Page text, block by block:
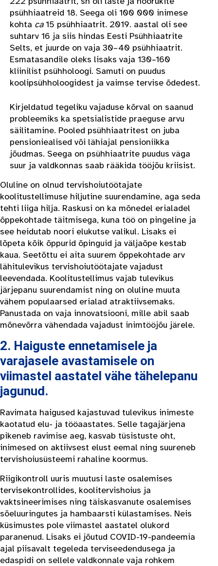
psühhiaatreid 18. Seega oli 100 000 inimese
kohta ca15 psühhiaatrit. 2019. aastal oli see
suhtarv 16 ja siis hindas Eesti Psühhiaatrite
Selts, et juurde on vaja 30–40 psühhiaatrit.
Esmatasandile oleks lisaks vaja 130–160
kliinilist psühholoogi. Samuti on puudus
koolipsühholoogidest ja vaimse tervise õdedest.
Kirjeldatud tegeliku vajaduse kõrval on saanud
probleemiks ka spetsialistide praeguse arvu
säilitamine. Pooled psühhiaatritest on juba
pensioniealised või lähiajal pensioniikka
jõudmas. Seega on psühhiaatrite puudus väga
suur ja valdkonnas saab rääkida tööjõu kriisist.
Oluline on olnud tervishoiutöötajate
koolitustellimuse hiljutine suurendamine, aga seda
tehti liiga hilja. Raskusi on ka mõnedel erialadel
õppekohtade täitmisega, kuna töö on pingeline ja
see heidutab noori elukutse valikul. Lisaks ei
lõpeta kõik õppurid õpinguid ja väljaõpe kestab
kaua. Seetõttu ei aita suurem õppekohtade arv
lähitulevikus tervishoiutöötajate vajadust
leevendada. Koolitustellimus vajab tulevikus
järjepanu suurendamist ning on oluline muuta
vähem populaarsed erialad atraktiivsemaks.
Panustada on vaja innovatsiooni, mille abil saab
mõnevõrra vähendada vajadust inimtööjõu järele.
2. Haiguste ennetamisele ja
varajasele avastamisele on
viimastel aastatel vähe tähelepanu
jagunud.
Ravimata haigused kajastuvad tulevikus inimeste
kaotatud elu- ja tööaastates. Selle tagajärjena
pikeneb ravimise aeg, kasvab tüsistuste oht,
inimesed on aktiivsest elust eemal ning suureneb
tervishoiusüsteemi rahaline koormus.
Riigikontroll uuris muutusi laste osalemises
tervisekontrollides, koolitervishoius ja
vaktsineerimises ning täiskasvanute osalemises
sõeluuringutes ja hambaarsti külastamises. Neis
küsimustes pole viimastel aastatel olukord
paranenud. Lisaks ei jõutud COVID-19-pandeemia
ajal piisavalt tegeleda terviseedendusega ja
edaspidi on sellele valdkonnale vaja rohkem